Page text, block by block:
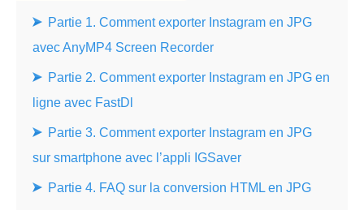
Partie 1. Comment exporter Instagram en JPG
avec AnyMP4 Screen Recorder
Partie 2. Comment exporter Instagram en JPG en
ligne avec FastDl
Partie 3. Comment exporter Instagram en JPG
sur smartphone avec l’appli IGSaver
Partie 4. FAQ sur la conversion HTML en JPG